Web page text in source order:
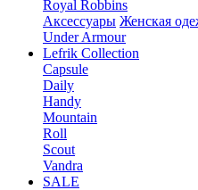
Royal Robbins
Аксессуары Женская
Under Armour
Lefrik Collection
Capsule
Daily
Handy
Mountain
Roll
Scout
Vandra
SALE